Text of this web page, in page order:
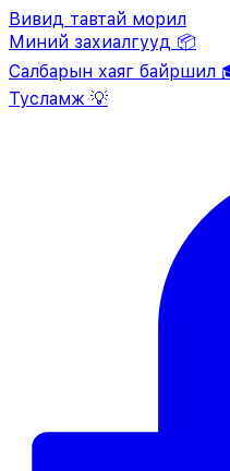
Вивид тавтай морил
Миний захиалгууд 📦
Салбарын хаяг байршил
Тусламж 💡